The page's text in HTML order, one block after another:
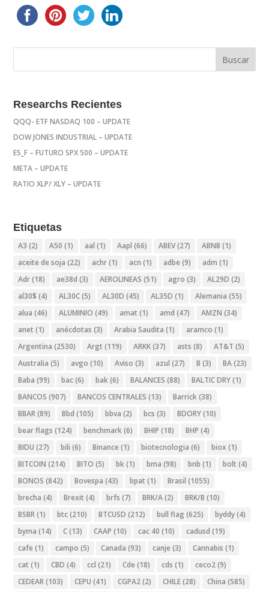
Researchs Recientes
QQQ- ETF NASDAQ 100 – UPDATE
DOW JONES INDUSTRIAL – UPDATE
ES_F – FUTURO SPX 500 – UPDATE
META – UPDATE
RATIO XLP/ XLY – UPDATE
Etiquetas
A3 (2) A50 (1) aal (1) Aapl (66) ABEV(27) ABNB (1)
aceite de soja (22) achr(1) acn (1) adbe (9) adm (1)
Adr(18) ae38d (3) AEROLINEAS (51) agro (3) AL29D (2)
al30$ (4) AL30C(5) AL30D (45) AL35D (1) Alemania (55)
alua (46) ALUMINIO (49) amat (1) amd (47) AMZN (34)
anet (1) anécdotas (3) Arabia Saudita (1) aramco (1)
Argentina (2530) Argt (119) ARKK(37) asts (8) AT&T (5)
Australia (5) avgo (10) Aviso (3) azul (27) B (3) BA(23)
Baba (99) bac(6) bak(6) BALANCES (88) BALTIC DRY(1)
BANCOS (907) BANCOS CENTRALES (13) Barrick(38)
BBAR(89) Bbd (105) bbva (2) bcs (3) BDORY(10)
bear flags (124) benchmark(6) BHIP (18) BHP (4)
BIDU (27) bili (6) Binance (1) biotecnologia (6) biox (1)
BITCOIN (214) BITO (5) bk(1) bma (98) bnb (1) bolt (4)
BONOS (842) Bovespa (43) bpat (1) Brasil (1055)
brecha (4) Brexit (4) brfs (7) BRK/A(2) BRK/B (10)
BSBR(1) btc(210) BTCUSD (212) bull flag (625) byddy(4)
byma (14) C(13) CAAP (10) cac 40 (10) cadusd (19)
cafe (1) campo (5) Canada (93) canje (3) Cannabis (1)
cat (1) CBD (4) ccl (21) Cde (18) cds (1) ceco2(9)
CEDEAR(103) CEPU (41) CGPA2(2) CHILE(28) China (585)